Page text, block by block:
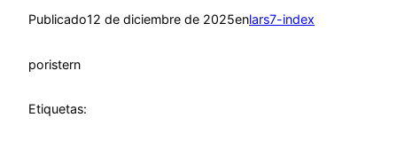
Publicado12 de diciembre de 2025enlars7-index
poristern
Etiquetas: